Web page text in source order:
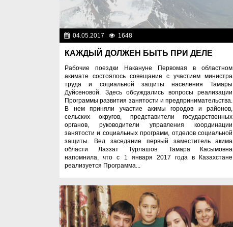
04.05.2017 1648
КАЖДЫЙ ДОЛЖЕН БЫТЬ ПРИ ДЕЛЕ
Рабочие поездки Накануне Первомая в областном
акимате состоялось совещание с участием министра
труда и социальной защиты населения Тамары
Дуйсеновой. Здесь обсуждались вопросы реализации
Программы развития занятости и предпринимательства.
В нем приняли участие акимы городов и районов,
сельских округов, представители государственных
органов, руководители управления координации
занятости и социальных программ, отделов социальной
защиты. Вел заседание первый заместитель акима
области Лаззат Турлашов. Тамара Касымовна
напомнила, что с 1 января 2017 года в Казахстане
реализуется Программа...